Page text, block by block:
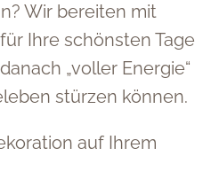
Wir bereiten mit
Ihre schönsten Tage
„voller Energie“
stürzen können.
auf Ihrem